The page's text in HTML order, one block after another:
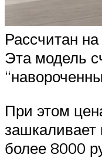
Рассчитан
Эта модель
При этом
зашкаливает
более 8000